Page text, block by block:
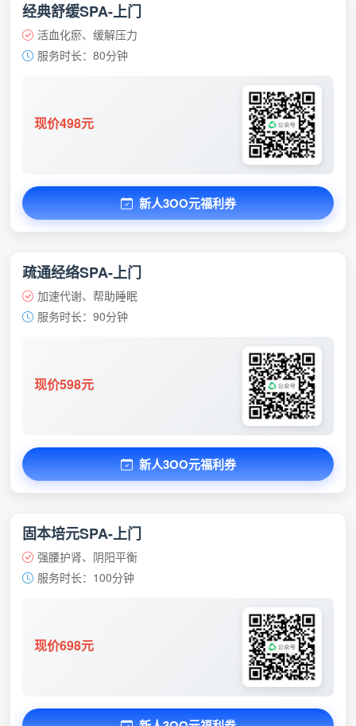
经典舒缓SPA-上门
活血化瘀、缓解压力
服务时长：80分钟
现价498元
新人3OO元福利券
疏通经络SPA-上门
加速代谢、帮助睡眠
服务时长：90分钟
现价598元
新人3OO元福利券
固本培元SPA-上门
强腰护肾、阴阳平衡
服务时长：100分钟
现价698元